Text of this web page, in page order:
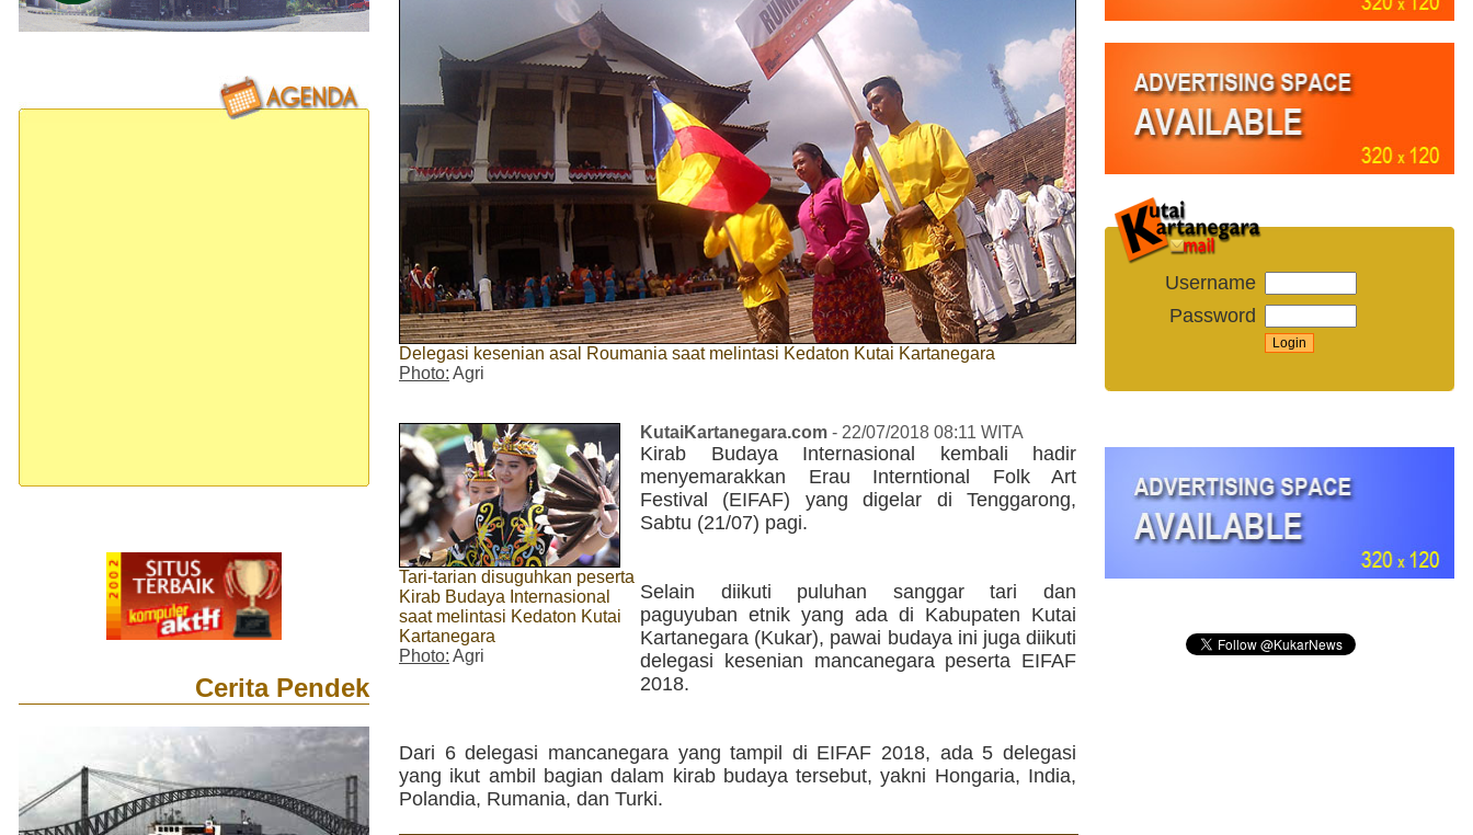
Cerita Pendek
Delegasi kesenian asal Roumania saat melintasi Kedaton Kutai Kartanegara
Photo: Agri
Tari-tarian disuguhkan peserta
Kirab Budaya Internasional
saat melintasi Kedaton Kutai
Kartanegara
Photo: Agri
KutaiKartanegara.com - 22/07/2018 08:11 WITA
Kirab Budaya Internasional kembali hadir
menyemarakkan Erau Interntional Folk Art
Festival (EIFAF) yang digelar di Tenggarong,
Sabtu (21/07) pagi.
Selain diikuti puluhan sanggar tari dan
paguyuban etnik yang ada di Kabupaten Kutai
Kartanegara (Kukar), pawai budaya ini juga diikuti
delegasi kesenian mancanegara peserta EIFAF
2018.
Dari 6 delegasi mancanegara yang tampil di EIFAF 2018, ada 5 delegasi
yang ikut ambil bagian dalam kirab budaya tersebut, yakni Hongaria, India,
Polandia, Rumania, dan Turki.
Username
Password